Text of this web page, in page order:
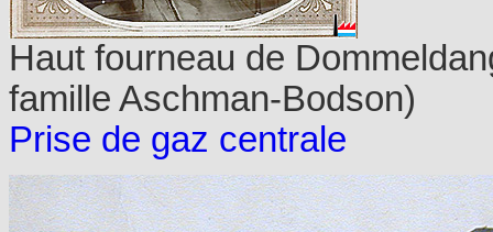
Haut fourneau de
famille Aschman-Bodson)
Prise de gaz centrale